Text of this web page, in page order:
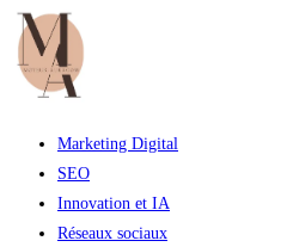
Skip
content
Marketing Digital
SEO
Innovation et IA
Réseaux sociaux